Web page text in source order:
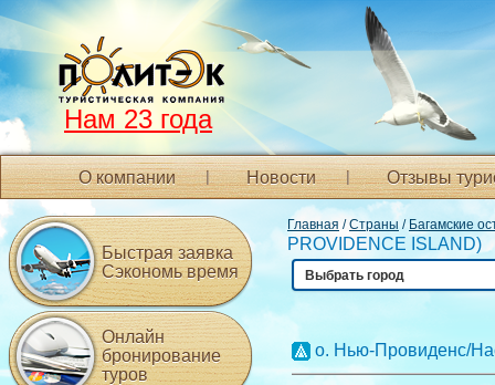
Нам 23 года
О компании Новости Отзывы
Главная /Страны / Багамские
PROVIDENCE ISLAND)
Выбрать город
о. Нью-Провиденс/
Быстрая заявка
Сэкономь время
Онлайн
бронирование
туров